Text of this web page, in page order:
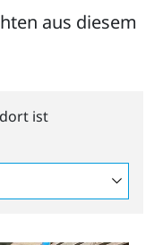
aus diesem
ist